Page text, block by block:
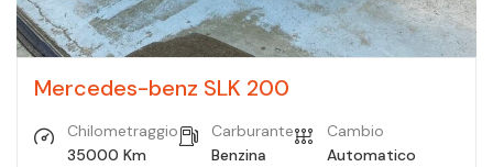
Mercedes-benz SLK 200
Chilometraggio
35000 Km
Carburante
Benzina
Cambio
Automatico